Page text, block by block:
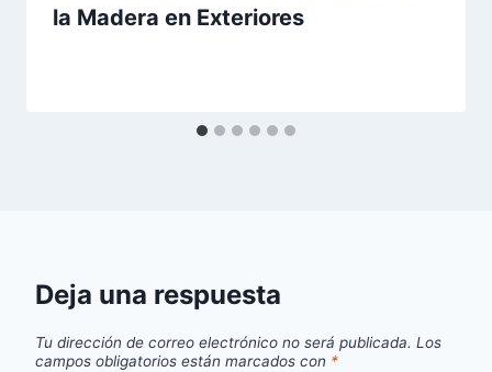
la Madera en Exteriores
Deja una respuesta
Tu dirección de correo electrónico no será publicada. Los
campos obligatorios están marcados con *